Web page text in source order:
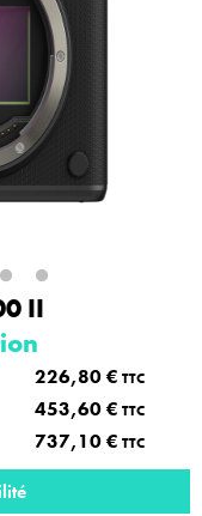
II
226,80 € TTC
453,60 € TTC
737,10 € TTC